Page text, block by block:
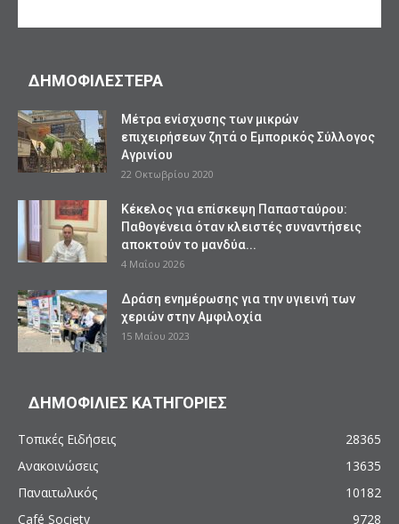
ΔΗΜΟΦΙΛΕΣΤΕΡΑ
Mέτρα ενίσχυσης των μικρών
επιχειρήσεων ζητά ο Εμπορικός Σύλλογος
Αγρινίου
22 Οκτωβρίου 2020
Κέκελος για επίσκεψη Παπασταύρου:
Παθογένεια όταν κλειστές συναντήσεις
αποκτούν το μανδύα...
4 Μαΐου 2026
Δράση ενημέρωσης για την υγιεινή των
χεριών στην Αμφιλοχία
15 Μαΐου 2023
ΔΗΜΟΦΙΛΙΕΣ ΚΑΤΗΓΟΡΙΕΣ
Τοπικές Ειδήσεις
28365
Ανακοινώσεις
13635
Παναιτωλικός
10182
Café Society
9728